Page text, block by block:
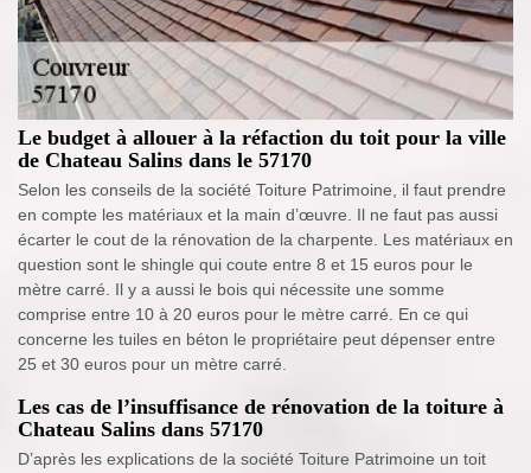
Le budget à allouer à la réfaction du toit pour la ville
de Chateau Salins dans le 57170
Selon les conseils de la société Toiture Patrimoine, il faut prendre
en compte les matériaux et la main d’œuvre. Il ne faut pas aussi
écarter le cout de la rénovation de la charpente. Les matériaux en
question sont le shingle qui coute entre 8 et 15 euros pour le
mètre carré. Il y a aussi le bois qui nécessite une somme
comprise entre 10 à 20 euros pour le mètre carré. En ce qui
concerne les tuiles en béton le propriétaire peut dépenser entre
25 et 30 euros pour un mètre carré.
Les cas de l’insuffisance de rénovation de la toiture à
Chateau Salins dans 57170
D’après les explications de la société Toiture Patrimoine un toit